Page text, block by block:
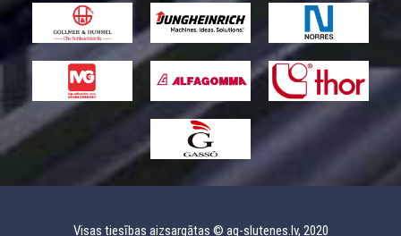
Visas tiesības aizsargātas © ag-slutenes.lv, 2020